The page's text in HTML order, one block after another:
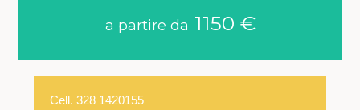
a partire da 1150 €
Cell. 328 1420155